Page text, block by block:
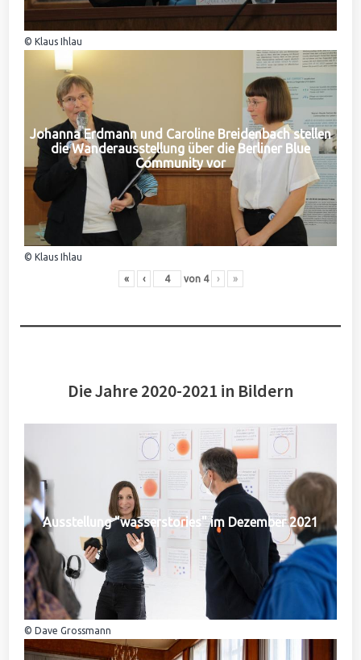
© Klaus Ihlau
Johanna Erdmann und Caroline Breidenbach stellen
die Wanderausstellung über die Berliner Blue
Community vor
© Klaus Ihlau
« ‹ von 4 › »
Die Jahre 2020-2021 in Bildern
Ausstellung "wasserstories" im Dezember 2021
© Dave Grossmann